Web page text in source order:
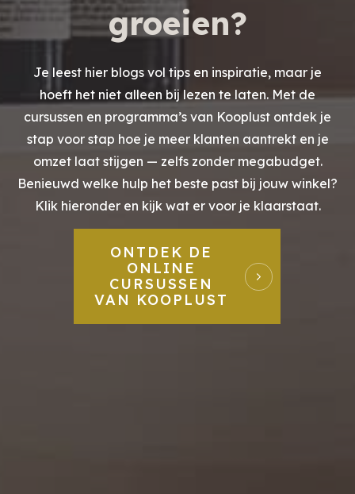
groeien?
Je leest hier blogs vol tips en inspiratie, maar je
hoeft het niet alleen bij lezen te laten. Met de
cursussen en programma’s van Kooplust ontdek je
stap voor stap hoe je meer klanten aantrekt en je
omzet laat stijgen — zelfs zonder megabudget.
Benieuwd welke hulp het beste past bij jouw winkel?
Klik hieronder en kijk wat er voor je klaarstaat.
ONTDEK DE
ONLINE
CURSUSSEN
VAN KOOPLUST